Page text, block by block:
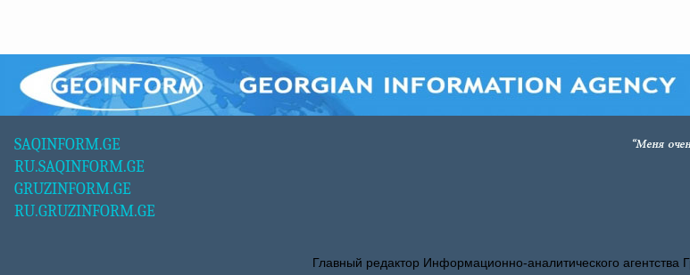
SAQINFORM.GE
RU.SAQINFORM.GE
GRUZINFORM.GE
RU.GRUZINFORM.GE
Главный редактор Информационно-аналитического